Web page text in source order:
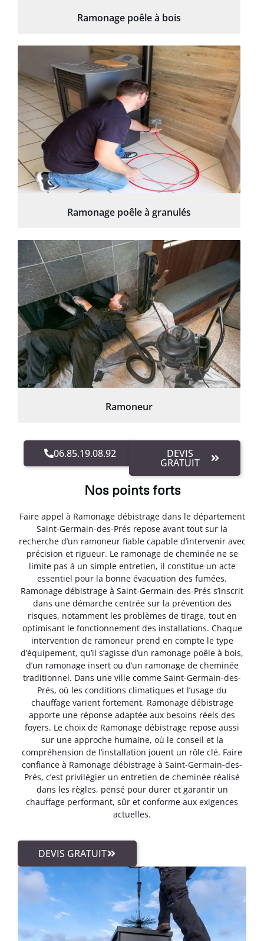
Ramonage poêle à bois
Ramonage poêle à granulés
Ramoneur
06.85.19.08.92 DEVIS
GRATUIT
Nos points forts
Faire appel à Ramonage débistrage dans le département
Saint-Germain-des-Prés repose avant tout sur la
recherche d’un ramoneur fiable capable d’intervenir avec
précision et rigueur. Le ramonage de cheminée ne se
limite pas à un simple entretien, il constitue un acte
essentiel pour la bonne évacuation des fumées.
Ramonage débistrage à Saint-Germain-des-Prés s’inscrit
dans une démarche centrée sur la prévention des
risques, notamment les problèmes de tirage, tout en
optimisant le fonctionnement des installations. Chaque
intervention de ramoneur prend en compte le type
d’équipement, qu’il s’agisse d’un ramonage poêle à bois,
d’un ramonage insert ou d’un ramonage de cheminée
traditionnel. Dans une ville comme Saint-Germain-des-
Prés, où les conditions climatiques et l’usage du
chauffage varient fortement, Ramonage débistrage
apporte une réponse adaptée aux besoins réels des
foyers. Le choix de Ramonage débistrage repose aussi
sur une approche humaine, où le conseil et la
compréhension de l’installation jouent un rôle clé. Faire
confiance à Ramonage débistrage à Saint-Germain-des-
Prés, c’est privilégier un entretien de cheminée réalisé
dans les règles, pensé pour durer et garantir un
chauffage performant, sûr et conforme aux exigences
actuelles.
DEVIS GRATUIT